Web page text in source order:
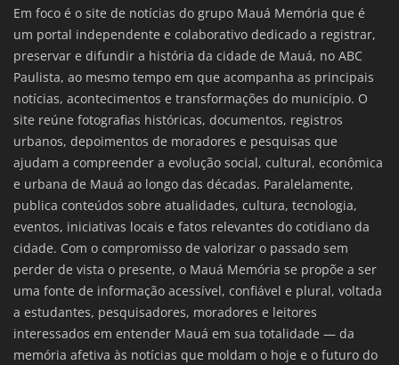
Em foco é o site de notícias do grupo Mauá Memória que é
um portal independente e colaborativo dedicado a registrar,
preservar e difundir a história da cidade de Mauá, no ABC
Paulista, ao mesmo tempo em que acompanha as principais
notícias, acontecimentos e transformações do município. O
site reúne fotografias históricas, documentos, registros
urbanos, depoimentos de moradores e pesquisas que
ajudam a compreender a evolução social, cultural, econômica
e urbana de Mauá ao longo das décadas. Paralelamente,
publica conteúdos sobre atualidades, cultura, tecnologia,
eventos, iniciativas locais e fatos relevantes do cotidiano da
cidade. Com o compromisso de valorizar o passado sem
perder de vista o presente, o Mauá Memória se propõe a ser
uma fonte de informação acessível, confiável e plural, voltada
a estudantes, pesquisadores, moradores e leitores
interessados em entender Mauá em sua totalidade — da
memória afetiva às notícias que moldam o hoje e o futuro do